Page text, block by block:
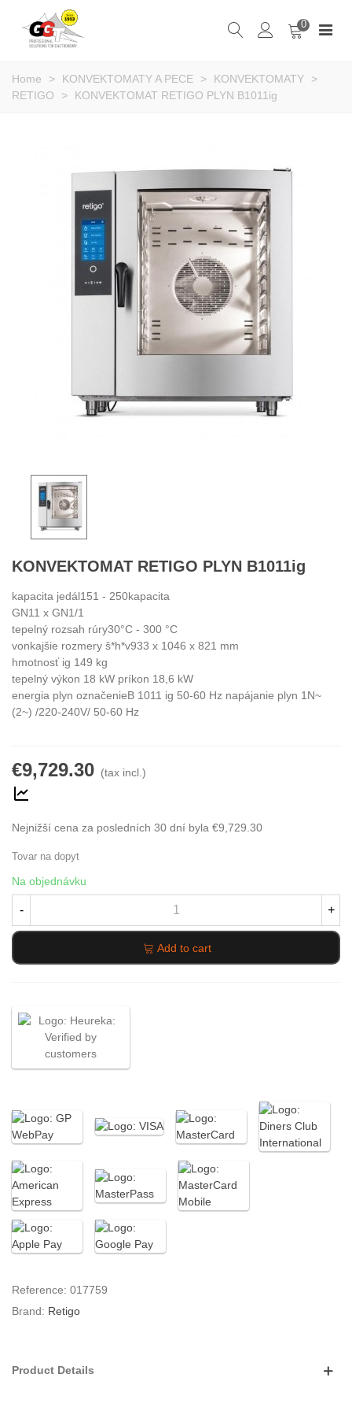
0
Home > KONVEKTOMATY A PECE > KONVEKTOMATY
>
RETIGO
> KONVEKTOMAT RETIGO PLYN B1011ig
KONVEKTOMAT RETIGO PLYN B1011ig
kapacita jedál151 - 250kapacita
GN11 x GN1/1
tepelný rozsah rúry30°C - 300 °C
vonkajšie rozmery š*h*v933 x 1046 x 821 mm
hmotnosť ig 149 kg
tepelný výkon 18 kW príkon 18,6 kW
energia plyn označenieB 1011 ig 50-60 Hz napájanie plyn 1N~
(2~) /220-240V/ 50-60 Hz
€9,729.30 (tax incl.)
Nejnižší cena za posledních 30 dní byla €9,729.30
Tovar na dopyt
Na objednávku
- +
Add to cart
Reference: 017759
Brand: Retigo
Product Details